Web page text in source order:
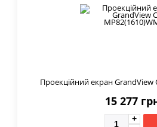
Проекційний екран GrandView
15 277